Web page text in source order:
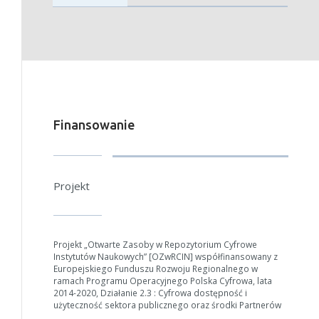
W zależności od ilości danych do przetworzenia generowanie pliku
może się wydłużyć.
Finansowanie
Projekt
Projekt „Otwarte Zasoby w Repozytorium Cyfrowe
Instytutów Naukowych” [OZwRCIN] współfinansowany z
Europejskiego Funduszu Rozwoju Regionalnego w
ramach Programu Operacyjnego Polska Cyfrowa, lata
2014-2020, Działanie 2.3 : Cyfrowa dostępność i
użyteczność sektora publicznego oraz środki Partnerów